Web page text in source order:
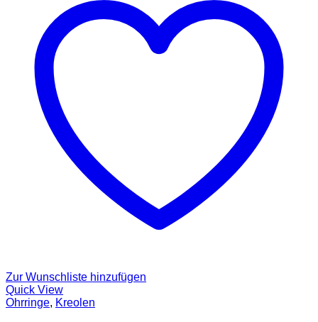
Zur Wunschliste hinzufügen
Quick View
Ohrringe, Kreolen